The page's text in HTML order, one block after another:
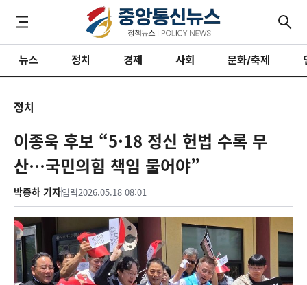
뉴스 정치 경제 사회 문화/축제
정치
이종욱 후보 “5·18 정신 헌법 수록 무
산…국민의힘 책임 물어야”
박종하 기자입력2026.05.18 08:01